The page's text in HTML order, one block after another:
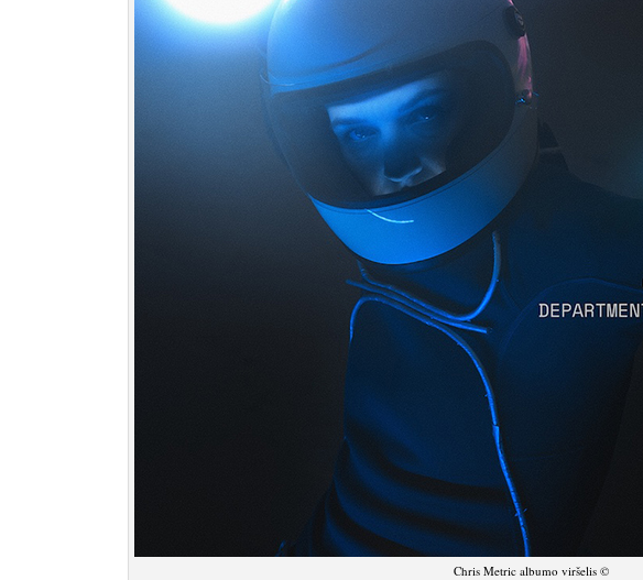
Chris Metric albumo viršelis ©